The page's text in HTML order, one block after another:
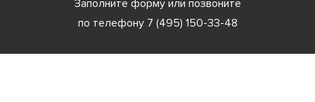
Заполните форму или позвоните
по телефону 7 (495) 150-33-48